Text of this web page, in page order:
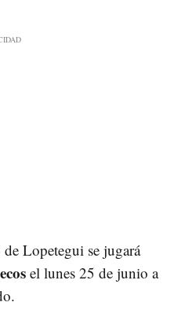
Lopetegui se jugará
el lunes 25 de junio a